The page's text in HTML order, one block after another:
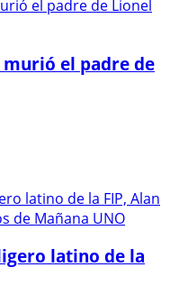
el padre de
latino de la